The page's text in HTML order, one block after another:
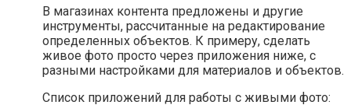
В магазинах контента предложены и другие
инструменты, рассчитанные на редактирование
определенных объектов. К примеру, сделать
живое фото просто через приложения ниже, с
разными настройками для материалов и объектов.
Список приложений для работы с живыми фото: